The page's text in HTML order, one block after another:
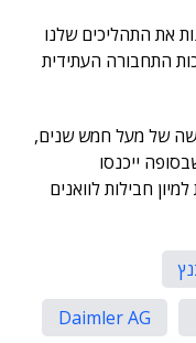
את התהליכים שלנו
התחבורה העתידית
של מעל חמש שנים,
ייכנסו
חבילות לוואנים
Daimler AG